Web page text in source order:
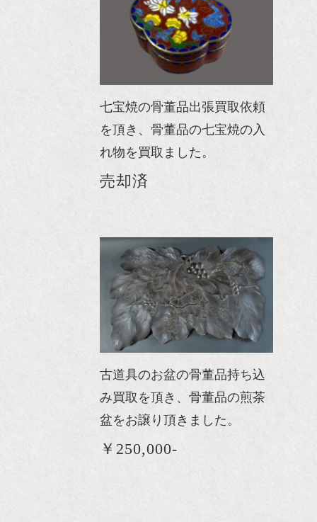
七宝焼の骨董品出張買取依頼
を頂き、骨董品の七宝焼の入
れ物を買取ました。
売却済
古道具のお盆の骨董品持ち込
み買取を頂き、骨董品の煎茶
盆をお譲り頂きました。
￥250,000-